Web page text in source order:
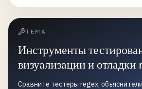
ТЕМА
Инструменты
визуализации и
Сравните тестеры regex,